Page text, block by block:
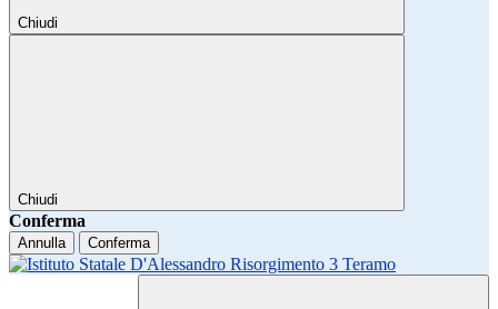
Chiudi
Chiudi
Conferma
Annulla Conferma